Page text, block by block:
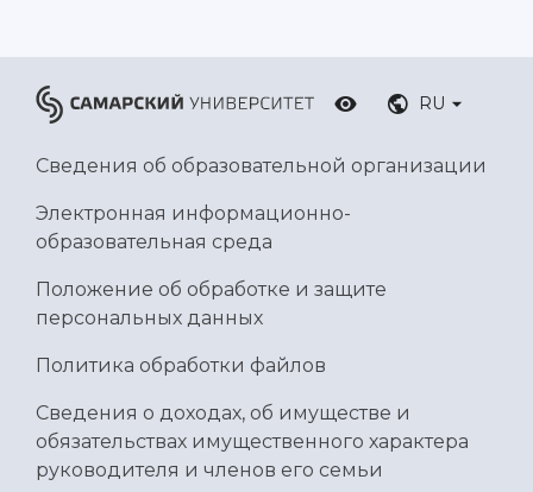
RU
Сведения об образовательной организации
Электронная информационно-
образовательная среда
Положение об обработке и защите
персональных данных
Политика обработки файлов
Сведения о доходах, об имуществе и
обязательствах имущественного характера
руководителя и членов его семьи